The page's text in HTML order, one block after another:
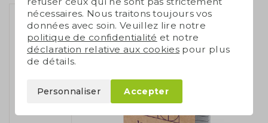
nécessaires. Nous traitons toujours vos
données avec soin. Veuillez lire notre
politique de confidentialité et notre
déclaration relative aux cookies pour plus
de détails.
Personnaliser Accepter